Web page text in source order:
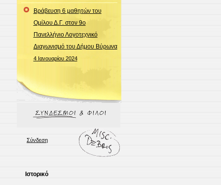
Βράβευση 6 μαθητών του
Ομίλου Δ.Γ. στον 9ο
Πανελλήνιο Λογοτεχνικό
Διαγωνισμό του Δήμου Βύρωνα
4 Ιανουαρίου 2024
Σύνδεση
Ιστορικό